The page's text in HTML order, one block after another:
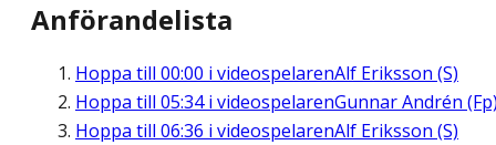
Anförandelista
Hoppa till 00:00 i videospelarenAlf Eriksson (S)
Hoppa till 05:34i videospelarenGunnar Andrén
Hoppa till 06:36 i videospelarenAlf Eriksson (S)